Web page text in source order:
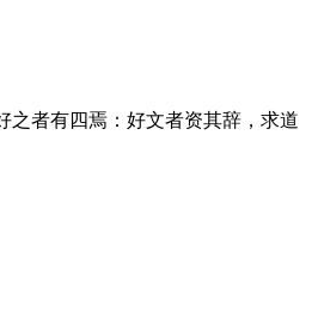
之者有四焉：好文者资其辞，求道